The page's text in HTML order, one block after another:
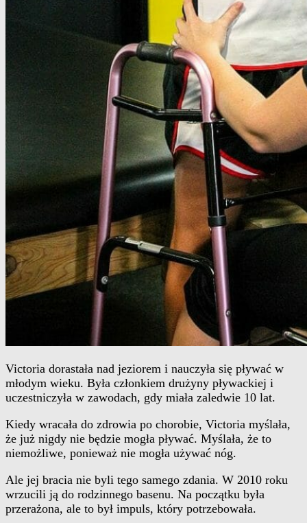
Victoria dorastała nad jeziorem i nauczyła się pływać w
młodym wieku. Była członkiem drużyny pływackiej i
uczestniczyła w zawodach, gdy miała zaledwie 10 lat.
Kiedy wracała do zdrowia po chorobie, Victoria myślała,
że już nigdy nie będzie mogła pływać. Myślała, że to
niemożliwe, ponieważ nie mogła używać nóg.
Ale jej bracia nie byli tego samego zdania. W 2010 roku
wrzucili ją do rodzinnego basenu. Na początku była
przerażona, ale to był impuls, który potrzebowała.